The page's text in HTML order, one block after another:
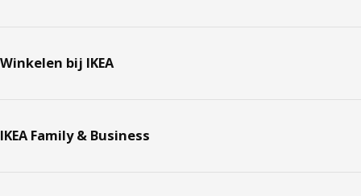
Winkelen bij IKEA
IKEA Family & Business